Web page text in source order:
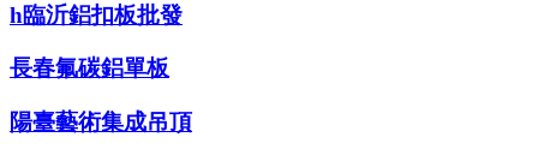
h臨沂鋁扣板批發
長春氟碳鋁單板
陽臺藝術集成吊頂